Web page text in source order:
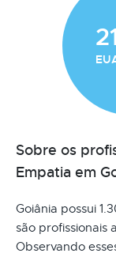
Sobre os
Empatia em
Goiânia possui
são profissionais
Observando